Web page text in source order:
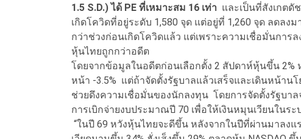
1.5 S.D.) ได้ PE ที่เหมาะสม 16 เท่า และเป็นที่สังเกตดั
เกิดโควิดที่อยู่ระดับ 1,580 จุด แต่อยู่ที่ 1,260 จุด ลดล
กว่าช่วงก่อนเกิดโควิดแล้ว แต่เพราะความเชื่อมั่นกา
หุ้นไทยถูกกว่าอดีต
โดยจากข้อมูลในอดีตก่อนเลือกตั้ง 2 สัปดาห์หุ้นขึ้น 2%
หน้า -3.5% แต่ถ้าจัดตั้งรัฐบาลแล้วเสร็จและเดินหน้าน
ช่วยดึงความเชื่อมั่นของนักลงทุน โดยการจัดตั้งรัฐบาล
การเบิกจ่ายงบประมาณปี 70 เพื่อให้เงินหมุนเวียนในระ
“ในปี 69 หวังหุ้นไทยจะดีขึ้น หลังจากในปีที่ผ่านมาลง